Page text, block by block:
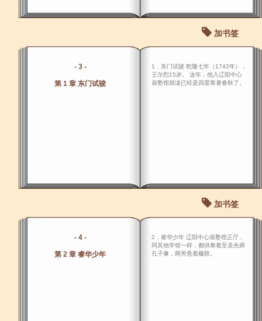
加书签
- 3 -
第 1 章 东门试骏
1．东门试骏 乾隆七年（1742年），
王尔烈15岁。 这年，他入辽阳中心
庙塾馆就读已经是四度寒暑春秋了。
加书签
- 4 -
第 2 章 睿华少年
2．睿华少年 辽阳中心庙塾馆正厅，
同其他学馆一样，都供奉着至圣先师
孔子像，两旁悬着楹联。